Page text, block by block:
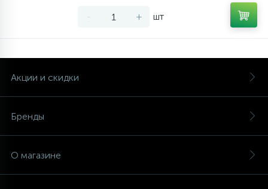
- + шт
Акции и скидки
Бренды
О магазине